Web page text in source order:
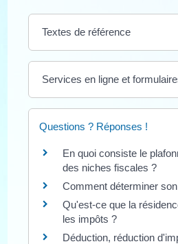
Textes de référence
Services en ligne et
Questions ? Réponses !
En quoi consiste le
des niches fiscales ?
Comment déterminer
Qu'est-ce que la
les impôts ?
Déduction, réduction